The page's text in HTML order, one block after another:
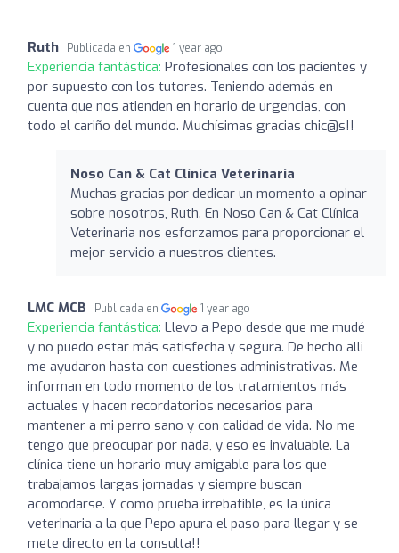
Ruth Publicada en 1 year ago
Experiencia fantástica: Profesionales con los pacientes y
por supuesto con los tutores. Teniendo además en
cuenta que nos atienden en horario de urgencias, con
todo el cariño del mundo. Muchísimas gracias chic@s!!
Noso Can & Cat Clínica Veterinaria
Muchas gracias por dedicar un momento a opinar
sobre nosotros, Ruth. En Noso Can & Cat Clínica
Veterinaria nos esforzamos para proporcionar el
mejor servicio a nuestros clientes.
LMC MCB Publicada en 1 year ago
Experiencia fantástica: Llevo a Pepo desde que me mudé
y no puedo estar más satisfecha y segura. De hecho alli
me ayudaron hasta con cuestiones administrativas. Me
informan en todo momento de los tratamientos más
actuales y hacen recordatorios necesarios para
mantener a mi perro sano y con calidad de vida. No me
tengo que preocupar por nada, y eso es invaluable. La
clínica tiene un horario muy amigable para los que
trabajamos largas jornadas y siempre buscan
acomodarse. Y como prueba irrebatible, es la única
veterinaria a la que Pepo apura el paso para llegar y se
mete directo en la consulta!!